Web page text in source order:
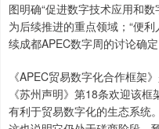
图明确“促进数字技术应用和
为后续推进的重点领域；“便
续成都APEC数字周的讨论确定
《APEC贸易数字化合作框架
《苏州声明》第18条欢迎该
有利于贸易数字化的生态系统